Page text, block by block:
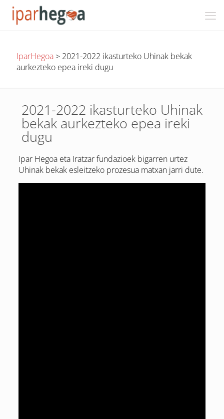
IparHegoa> 2021-2022 ikasturteko Uhinak bekak
aurkezteko epea ireki dugu
2021-2022 ikasturteko Uhinak
bekak aurkezteko epea ireki
dugu
Ipar Hegoa eta Iratzar fundazioek bigarren urtez
Uhinak bekak esleitzeko prozesua matxan jarri dute.